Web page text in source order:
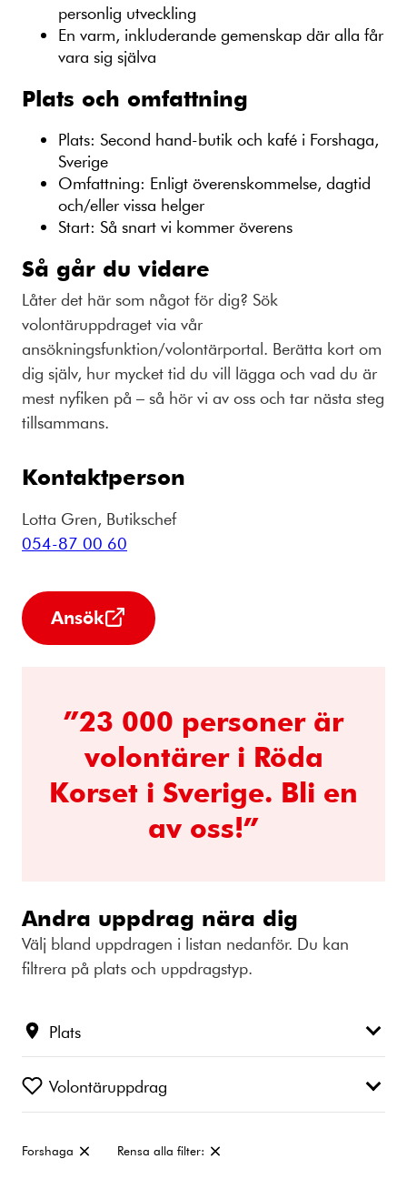
personlig utveckling
En varm, inkluderande gemenskap där alla får
vara sig själva
Plats och omfattning
Plats: Second hand-butik och kafé i Forshaga,
Sverige
Omfattning: Enligt överenskommelse, dagtid
och/eller vissa helger
Start: Så snart vi kommer överens
Så går du vidare
Låter det här som något för dig? Sök
volontäruppdraget via vår
ansökningsfunktion/volontärportal. Berätta kort om
dig själv, hur mycket tid du vill lägga och vad du är
mest nyfiken på – så hör vi av oss och tar nästa steg
tillsammans.
Kontaktperson
Lotta Gren, Butikschef
054-87 00 60
Ansök
”23 000 personer är
volontärer i Röda
Korset i Sverige. Bli en
av oss!”
Andra uppdrag nära dig
Välj bland uppdragen i listan nedanför. Du kan
filtrera på plats och uppdragstyp.
Plats
Volontäruppdrag
Ta
Forshaga Rensa alla filter: